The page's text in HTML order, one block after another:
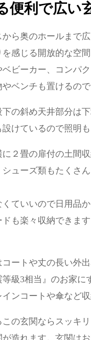
便利で広い
ら奥のホールまで
感じる開放的な空
ビーカー、コンパ
ベンチも置けるの
の斜め天井部分は
けているので照明
２畳の扉付の土間
ューズ類もたくさ
ていいので日用品
も楽々収納できま
ートや丈の長い外
級3相当』のお家
インコートや傘など
の玄関ならスッキ